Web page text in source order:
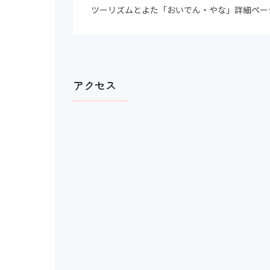
ツーリズムとよた「おいでん・やな」詳細ペ
アクセス